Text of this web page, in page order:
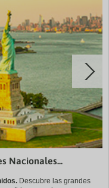
Nacionales...
Descubre las grandes